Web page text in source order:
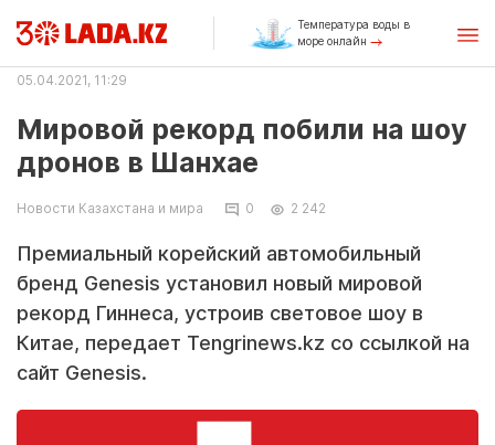
Температура воды в
море онлайн
05.04.2021, 11:29
Мировой рекорд побили на шоу
дронов в Шанхае
Новости Казахстана и мира 0 2 242
Премиальный корейский автомобильный
бренд Genesis установил новый мировой
рекорд Гиннеса, устроив световое шоу в
Китае, передает Tengrinews.kz со ссылкой на
сайт Genesis.